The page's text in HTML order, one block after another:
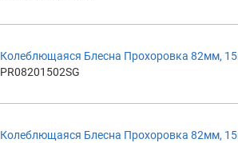
Колеблющаяся Блесна Прохоровка 82мм,
PR08201502SG
Колеблющаяся Блесна Прохоровка 82мм,